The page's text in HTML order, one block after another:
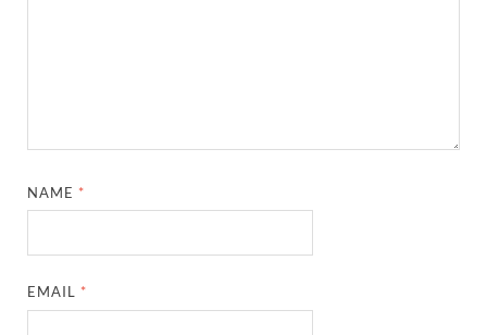
NAME *
EMAIL *